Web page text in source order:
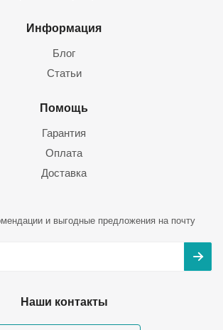
Информация
Блог
Статьи
Помощь
Гарантия
Оплата
Доставка
и выгодные предложения на почту
Наши контакты